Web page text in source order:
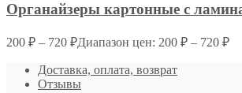
Органайзеры картонные c
200 ₽ – 720 ₽Диапазон цен: 200 ₽ – 720 ₽
Доставка, оплата, возврат
Отзывы